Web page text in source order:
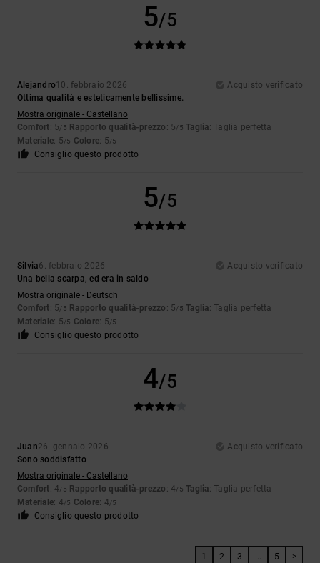
5/5
Alejandro10. febbraio 2026
Acquisto verificato
Ottima qualità e esteticamente bellissime.
Mostra originale - Castellano
Comfort: 5/5 Rapporto qualità-prezzo : 5/5 Taglia: Taglia perfetta
Materiale: 5/5 Colore: 5/5
Consiglio questo prodotto
5/5
Silvia6. febbraio 2026
Acquisto verificato
Una bella scarpa, ed era in saldo
Mostra originale - Deutsch
Comfort: 5/5 Rapporto qualità-prezzo : 5/5 Taglia: Taglia perfetta
Materiale: 5/5 Colore: 5/5
Consiglio questo prodotto
4/5
Juan26. gennaio 2026
Acquisto verificato
Sono soddisfatto
Mostra originale - Castellano
Comfort: 4/5 Rapporto qualità-prezzo : 4/5 Taglia: Taglia perfetta
Materiale: 4/5 Colore: 4/5
Consiglio questo prodotto
1 2 3 ... 5 >